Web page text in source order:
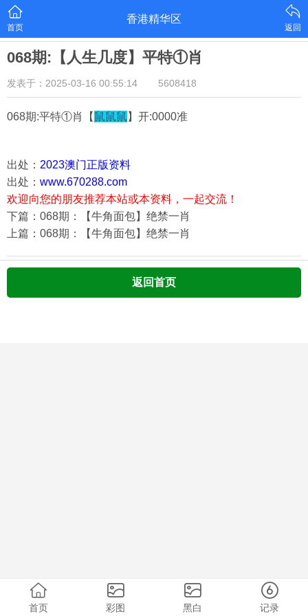
首页
香港精华区
返回
068期:【人生几度】平特①肖
发表于：2025-03-16 00:55:14 5608418
068期:平特①肖【 鼠鼠鼠 】开:0000准
出处： 2023澳门正版资料
出处： www.670288.com
欢迎向您的朋友推荐本站或本资料，一起交流！
下篇：068期：【牛角面包】绝禁一肖
上篇：068期：【牛角面包】绝禁一肖
返回首页
首页 彩图 黑白 记录